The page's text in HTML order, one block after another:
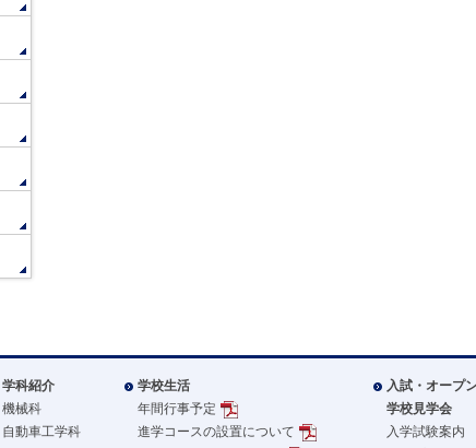
学科紹介
機械科
自動車工学科
学校生活
年間行事予定
進学コースの設置について
入試・オープ
学校見学会
入学試験案内